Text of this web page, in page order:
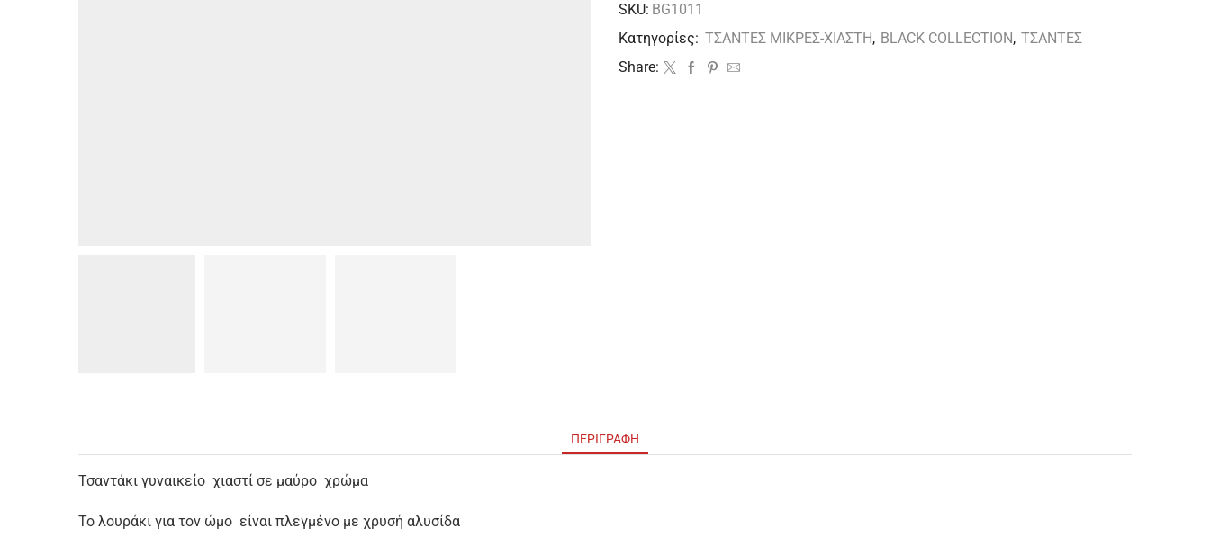
SKU: BG1011
Κατηγορίες: ΤΣΑΝΤΕΣ ΜΙΚΡΕΣ-ΧΙΑΣΤΗ, BLACK COLLECTION, ΤΣΑΝΤΕΣ
Share:
ΠΕΡΙΓΡΑΦΉ
Τσαντάκι γυναικείο χιαστί σε μαύρο χρώμα
Το λουράκι για τον ώμο είναι πλεγμένο με χρυσή αλυσίδα